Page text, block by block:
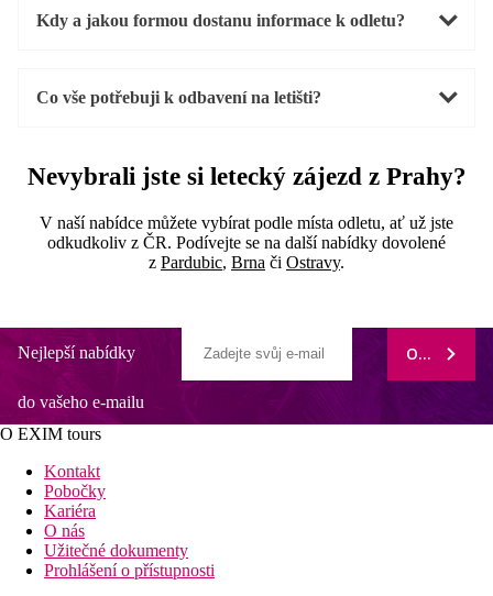
Kdy a jakou formou dostanu informace k odletu?
Co vše potřebuji k odbavení na letišti?
Nevybrali jste si leteckýzájezd z Prahy?
V naší nabídce můžete vybírat podle místa odletu, ať už jste
odkudkoliv z ČR. Podívejte se na další nabídky dovolené
z Pardubic, Brna či Ostravy.
Nejlepší nabídky
do vašeho e-mailu
ODEBÍRAT
O EXIM tours
Kontakt
Pobočky
Kariéra
O nás
Užitečné dokumenty
Prohlášení o přístupnosti